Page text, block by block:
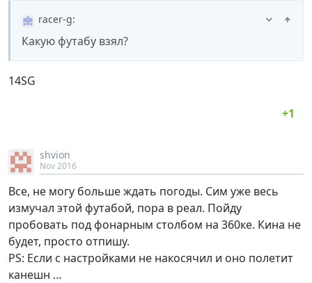
racer-g:
Какую футабу взял?
14SG
shvion
Nov 2016
Все, не могу больше ждать погоды. Сим уже весь
измучал этой футабой, пора в реал. Пойду
пробовать под фонарным столбом на 360ке. Кина не
будет, просто отпишу.
PS: Если с настройками не накосячил и оно полетит
канешн …